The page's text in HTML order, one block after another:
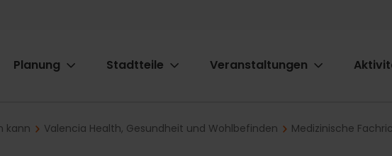
Main
Planung Stadtteile Veranstaltungen
kann Valencia Health, Gesundheit und Wohlbefinden Medizinische